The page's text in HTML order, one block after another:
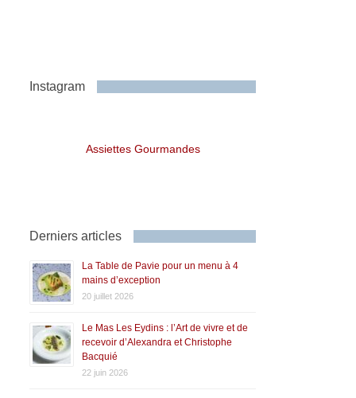
Instagram
Assiettes Gourmandes
Derniers articles
La Table de Pavie pour un menu à 4
mains d’exception
20 juillet 2026
Le Mas Les Eydins : l’Art de vivre et de
recevoir d’Alexandra et Christophe
Bacquié
22 juin 2026